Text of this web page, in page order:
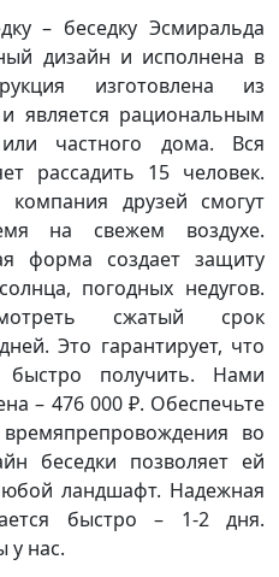
– беседку Эсмиральда
дизайн и исполнена в
изготовлена из
является рациональным
частного дома. Вся
рассадить 15 человек.
друзей смогут
на свежем воздухе.
форма создает защиту
погодных недугов.
сжатый срок
Это гарантирует, что
получить. Нами
– 476 000 ₽. Обеспечьте
во
беседки позволяет ей
ландшафт. Надежная
быстро – 1-2 дня.
у нас.